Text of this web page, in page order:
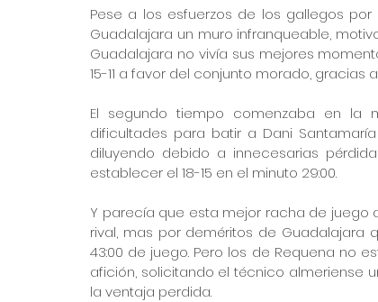
Pese a los esfuerzos de los gallegos
Guadalajara un muro infranqueable,
Guadalajara no vivía sus mejores
15-11 a favor del conjunto morado, gracias
El segundo tiempo comenzaba en la
dificultades para batir a Dani
diluyendo debido a innecesarias
establecer el 18-15 en el minuto 29:00.
Y parecía que esta mejor racha de
rival, mas por deméritos de Guadalajara
43:00 de juego. Pero los de Requena no
afición, solicitando el técnico almeriense
la ventaja perdida.